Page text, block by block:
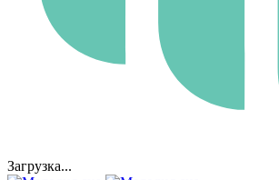
Загрузка...